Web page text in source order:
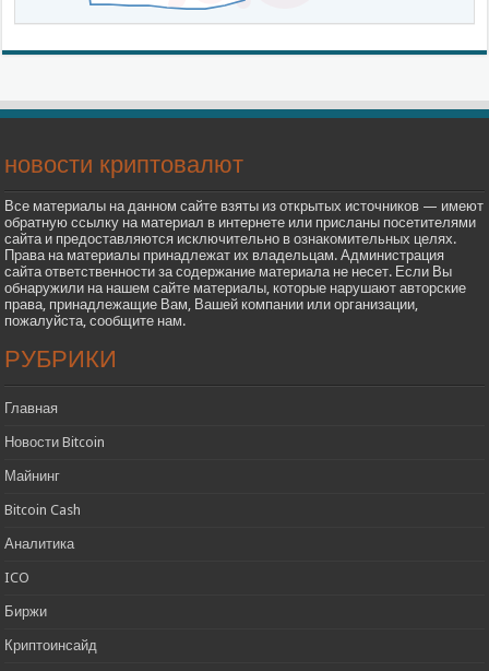
новости криптовалют
Все материалы на данном сайте взяты из открытых источников — имеют
обратную ссылку на материал в интернете или присланы посетителями
сайта и предоставляются исключительно в ознакомительных целях.
Права на материалы принадлежат их владельцам. Администрация
сайта ответственности за содержание материала не несет. Если Вы
обнаружили на нашем сайте материалы, которые нарушают авторские
права, принадлежащие Вам, Вашей компании или организации,
пожалуйста, сообщите нам.
РУБРИКИ
Главная
Новости Bitcoin
Майнинг
Bitcoin Cash
Аналитика
ICO
Биржи
Криптоинсайд